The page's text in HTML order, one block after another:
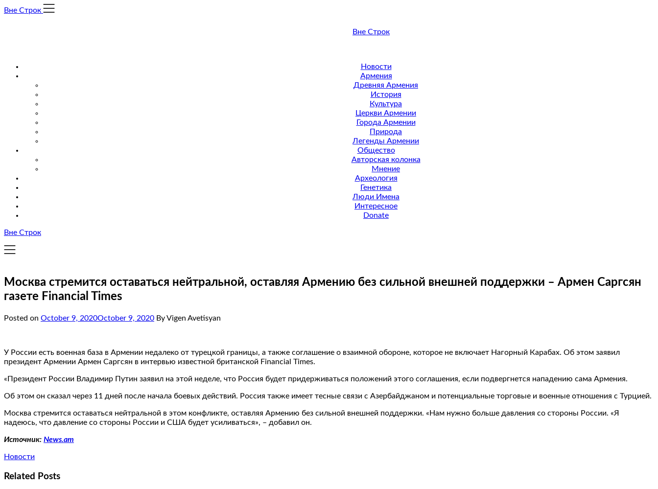
Skip
Вне Строк
Вне Строк
Новости
Армения
Древняя Армения
История
Культура
Церкви Армении
Города Армении
Природа
Легенды Армении
Общество
Авторская колонка
Мнение
Археология
Генетика
Люди Имена
Интересное
Donate
Вне Строк
Москва стремится оставаться нейтральной, оставляя Армению без сильной внешней поддержки – Армен Саргсян
газете Financial Times
Posted on October 9, 2020October 9, 2020 By Vigen Avetisyan
У России есть военная база в Армении недалеко от турецкой границы, а также соглашение о взаимной обороне, которое не включает Нагорный Карабах. Об этом заявил
президент Армении Армен Саргсян в интервью известной британской Financial Times.
«Президент России Владимир Путин заявил на этой неделе, что Россия будет придерживаться положений этого соглашения, если подвергнется нападению сама Армения.
Об этом он сказал через 11 дней после начала боевых действий. Россия также имеет тесные связи с Азербайджаном и потенциальные торговые и военные отношения с Турцией.
Москва стремится оставаться нейтральной в этом конфликте, оставляя Армению без сильной внешней поддержки. «Нам нужно больше давления со стороны России. «Я
надеюсь, что давление со стороны России и США будет усиливаться», – добавил он.
Источник: News.am
Новости
Related Posts